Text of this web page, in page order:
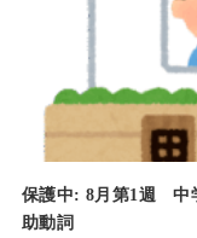
保護中: 8月第1週 中
助動詞